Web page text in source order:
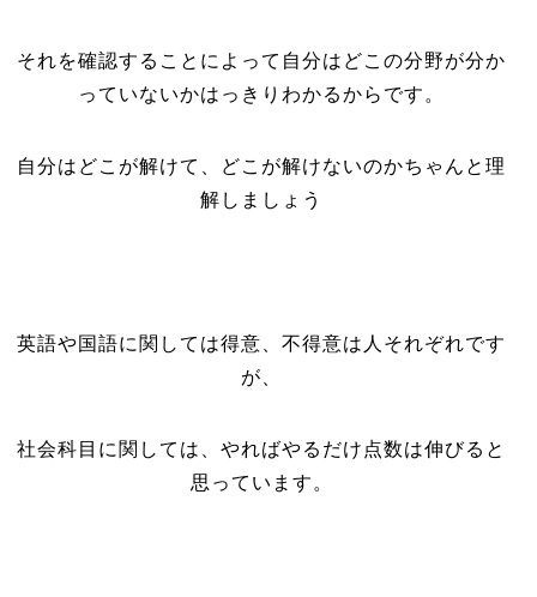
それを確認することによって自分はどこの分野が分か
っていないかはっきりわかるからです。
自分はどこが解けて、どこが解けないのかちゃんと理
解しましょう
英語や国語に関しては得意、不得意は人それぞれです
が、
社会科目に関しては、やればやるだけ点数は伸びると
思っています。